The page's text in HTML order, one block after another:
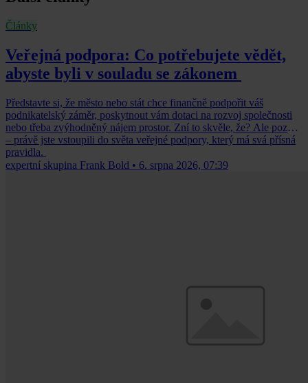
Články
Veřejná podpora: Co potřebujete vědět,
abyste byli v souladu se zákonem
Představte si, že město nebo stát chce finančně podpořit váš
podnikatelský záměr, poskytnout vám dotaci na rozvoj společnosti
nebo třeba zvýhodněný nájem prostor. Zní to skvěle, že? Ale pozor
– právě jste vstoupili do světa veřejné podpory, který má svá přísná
pravidla.
expertní skupina Frank Bold • 6. srpna 2026, 07:39